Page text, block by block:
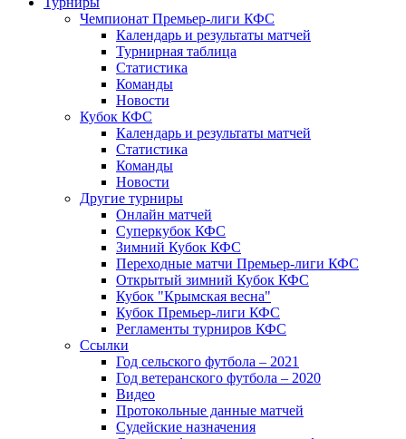
Чемпионат Премьер-лиги КФС
Календарь и результаты матчей
Турнирная таблица
Статистика
Команды
Новости
Кубок КФС
Календарь и результаты матчей
Статистика
Команды
Новости
Другие турниры
Онлайн матчей
Суперкубок КФС
Зимний Кубок КФС
Переходные матчи Премьер-лиги КФС
Открытый зимний Кубок КФС
Кубок "Крымская весна"
Кубок Премьер-лиги КФС
Регламенты турниров КФС
Ссылки
Год сельского футбола – 2021
Год ветеранского футбола – 2020
Видео
Протокольные данные матчей
Судейские назначения